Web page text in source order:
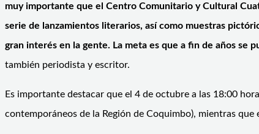
muy importante que el Centro Comunitario y Cultural
serie de lanzamientos literarios, así como muestras
gran interés en la gente. La meta es que a fin de años se
también periodista y escritor.
Es importante destacar que el 4 de octubre a las 18:00
contemporáneos de la Región de Coquimbo), mientras